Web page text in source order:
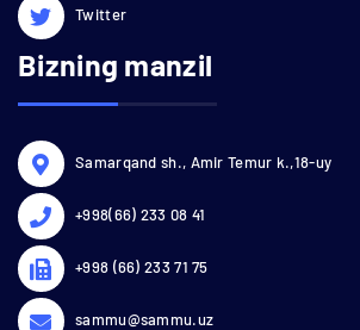
Twitter
Bizning manzil
Samarqand sh., Amir Temur k.,18-uy
+998(66) 233 08 41
+998 (66) 233 71 75
sammu@sammu.uz